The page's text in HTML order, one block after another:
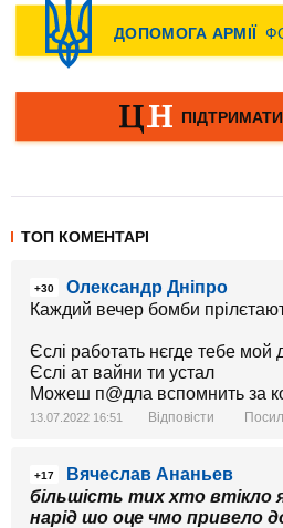
ТОП КОМЕНТАРІ
+30
Олександр Дніпро
Каждий вечер бомби
Єслі работать нєгде тебе мой
Єслі ат вайни ти устал
Можеш п@дла вспомнить за
13.07.2022 16:51 Відповісти
+17
Вячеслав Ананьев
більшість тих хто втікло
нарід шо оце чмо привело